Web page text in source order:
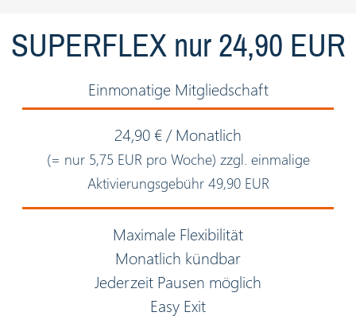
SUPERFLEX nur 24,90 EUR
Einmonatige Mitgliedschaft
24,90 € / Monatlich
(= nur 5,75 EUR pro Woche) zzgl. einmalige
Aktivierungsgebühr 49,90 EUR
Maximale Flexibilität
Monatlich kündbar
Jederzeit Pausen möglich
Easy Exit